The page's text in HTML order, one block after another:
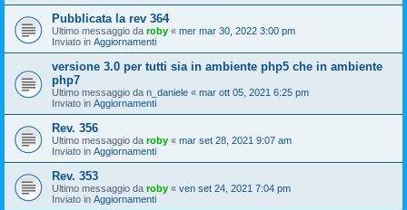
Pubblicata la rev 364
Ultimo messaggio da roby « mer mar 30, 2022 3:00 pm
Inviato in Aggiornamenti
versione 3.0 per tutti sia in ambiente php5 che in ambiente
php7
Ultimo messaggio da n_daniele « mar ott 05, 2021 6:25 pm
Inviato in Aggiornamenti
Rev. 356
Ultimo messaggio da roby « mar set 28, 2021 9:07 am
Inviato in Aggiornamenti
Rev. 353
Ultimo messaggio da roby « ven set 24, 2021 7:04 pm
Inviato in Aggiornamenti